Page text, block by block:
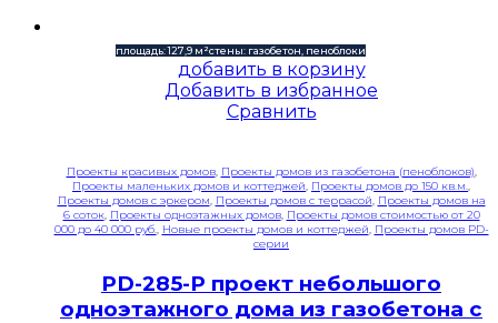
площадь: 127,9 м²стены: газобетон, пеноблоки
добавить в корзину
Добавить в избранное
Сравнить
Проекты красивых домов, Проекты домов из газобетона (пеноблоков),
Проекты маленьких домов и коттеджей, Проекты домов до 150 кв.м.,
Проекты домов с эркером, Проекты домов с террасой, Проекты домов на
6 соток, Проекты одноэтажных домов, Проекты домов стоимостью от 20
000 до 40 000 руб., Новые проекты домов и коттеджей, Проекты домов PD-
серии
PD-285-P проект небольшого
одноэтажного дома из газобетона с